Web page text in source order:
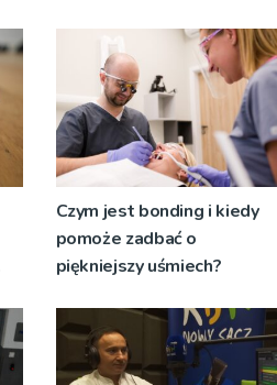
Czym jest bonding i kiedy
pomoże zadbać o
piękniejszy uśmiech?